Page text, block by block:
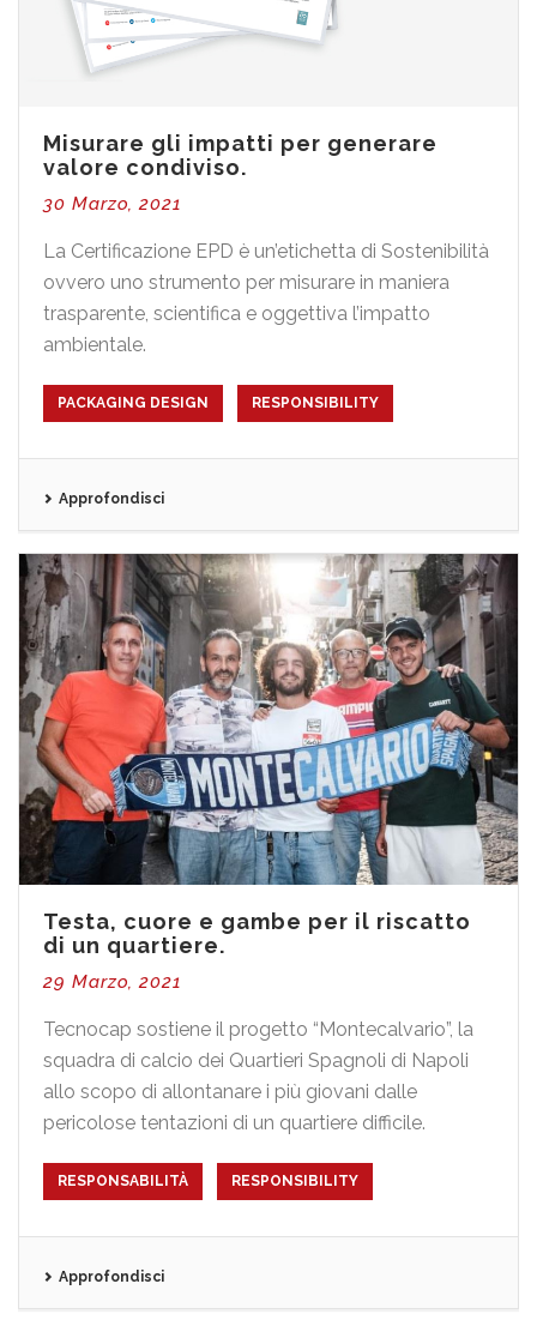
Misurare gli impatti per generare
valore condiviso.
30 Marzo, 2021
La Certificazione EPD è un’etichetta di Sostenibilità
ovvero uno strumento per misurare in maniera
trasparente, scientifica e oggettiva l’impatto
ambientale.
PACKAGING DESIGN RESPONSIBILITY
Approfondisci
Testa, cuore e gambe per il riscatto
di un quartiere.
29 Marzo, 2021
Tecnocap sostiene il progetto “Montecalvario”, la
squadra di calcio dei Quartieri Spagnoli di Napoli
allo scopo di allontanare i più giovani dalle
pericolose tentazioni di un quartiere difficile.
RESPONSABILITÀ RESPONSIBILITY
Approfondisci